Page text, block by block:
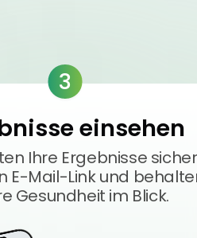
3
einsehen
Ihre Ergebnisse sicher
E-Mail-Link und
Gesundheit im Blick.